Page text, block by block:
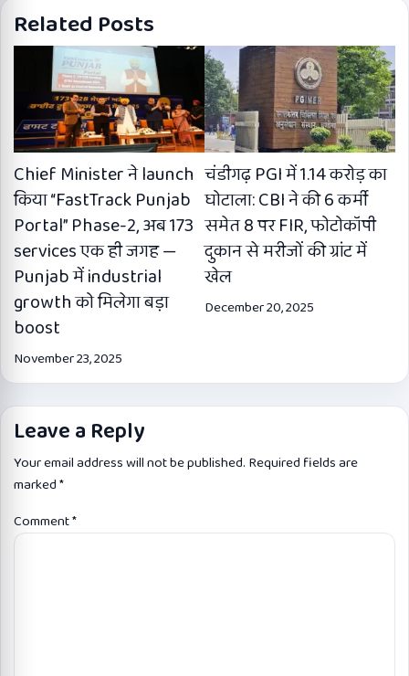
Related Posts
Chief Minister ने launch
किया “FastTrack Punjab
Portal” Phase-2, अब 173
services एक ही जगह —
Punjab में industrial
growth को मिलेगा बड़ा
boost
November 23, 2025
चंडीगढ़ PGI में 1.14 करोड़ का
घोटाला: CBI ने की 6 कर्मी
समेत 8 पर FIR, फोटोकॉपी
दुकान से मरीजों की ग्रांट में
खेल
December 20, 2025
Leave a Reply
Your email address will not be published. Required fields are
marked*
Comment*